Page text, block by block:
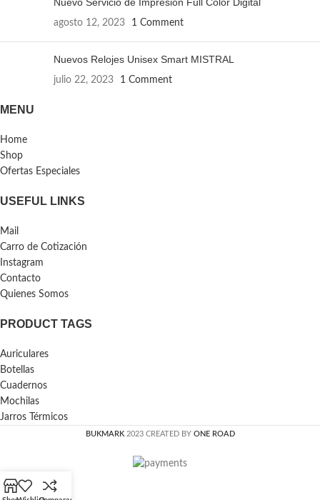
agosto 12, 2023 1 Comment
Nuevos Relojes Unisex Smart MISTRAL
julio 22, 2023 1 Comment
MENU
Home
Shop
Ofertas Especiales
USEFUL LINKS
Mail
Carro de Cotización
Instagram
Contacto
Quienes Somos
PRODUCT TAGS
Auriculares
Botellas
Cuadernos
Mochilas
Jarros Térmicos
BUKMARK 2023 CREATED BY ONE ROAD